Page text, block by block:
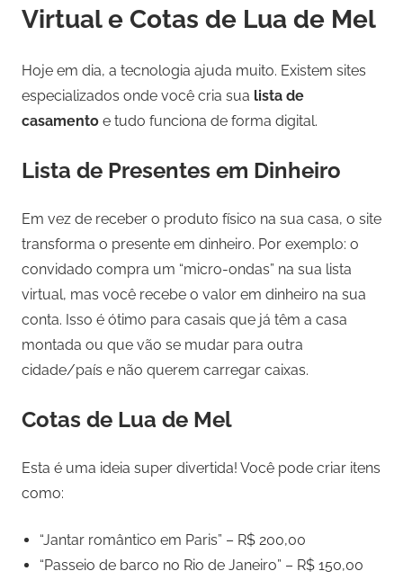
Virtual e Cotas de Lua de Mel
Hoje em dia, a tecnologia ajuda muito. Existem sites
especializados onde você cria sua lista de
casamento e tudo funciona de forma digital.
Lista de Presentes em Dinheiro
Em vez de receber o produto físico na sua casa, o site
transforma o presente em dinheiro. Por exemplo: o
convidado compra um “micro-ondas” na sua lista
virtual, mas você recebe o valor em dinheiro na sua
conta. Isso é ótimo para casais que já têm a casa
montada ou que vão se mudar para outra
cidade/país e não querem carregar caixas.
Cotas de Lua de Mel
Esta é uma ideia super divertida! Você pode criar itens
como:
“Jantar romântico em Paris” – R$ 200,00
“Passeio de barco no Rio de Janeiro” – R$ 150,00